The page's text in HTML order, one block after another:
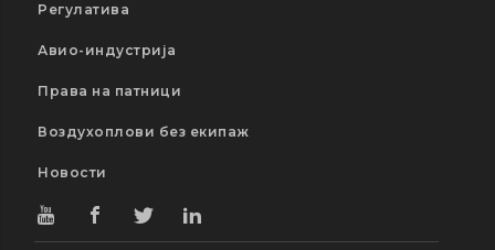
Регулатива
Авио-индустрија
Права на патници
Воздухоплови без екипаж
Новости